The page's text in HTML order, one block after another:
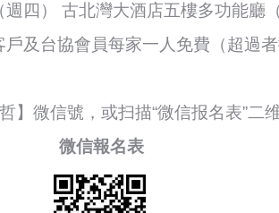
四） 古北灣大酒店五樓多功能廳
戶及台協會員每家一人免費（超過
】微信號，或扫描“微信报名表”二
信報名表